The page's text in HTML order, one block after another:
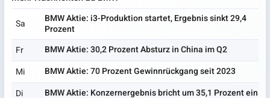
Sa
BMW Aktie: i3-Produktion startet, Ergebnis sinkt 29,4
Prozent
Fr
BMW Aktie: 30,2 Prozent Absturz in China im Q2
Mi
BMW Aktie: 70 Prozent Gewinnrückgang seit 2023
Di
BMW Aktie: Konzernergebnis bricht um 35,1 Prozent ein